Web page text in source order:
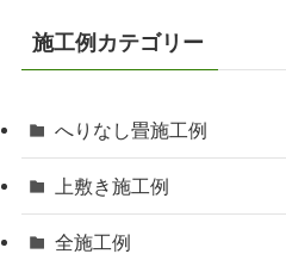
施工例カテゴリー
へりなし畳施工例
上敷き施工例
全施工例